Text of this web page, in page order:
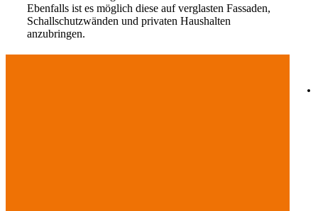
Ebenfalls ist es möglich diese auf verglasten Fassaden,
Schallschutzwänden und privaten Haushalten
anzubringen.